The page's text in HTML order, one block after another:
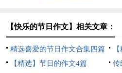
【快乐的节日作文】相关文章：
精选喜爱的节日作文合集四篇
【精选】节日的作文4篇
传